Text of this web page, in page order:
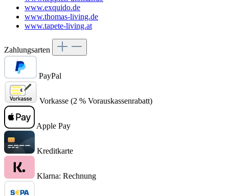
www.exquido.de
www.thomas-living.de
www.tapete-living.at
Zahlungsarten
PayPal
Vorkasse (2 % Vorauskassenrabatt)
Apple Pay
Kreditkarte
Klarna: Rechnung